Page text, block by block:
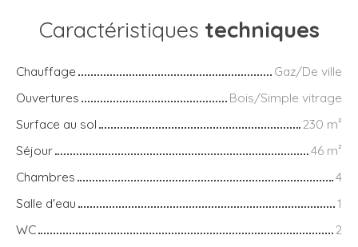
Caractéristiques techniques
Chauffage
Gaz/De ville
Ouvertures
Bois/Simple vitrage
Surface au sol
230 m²
Séjour
46 m²
Chambres
4
Salle d'eau
1
WC
2